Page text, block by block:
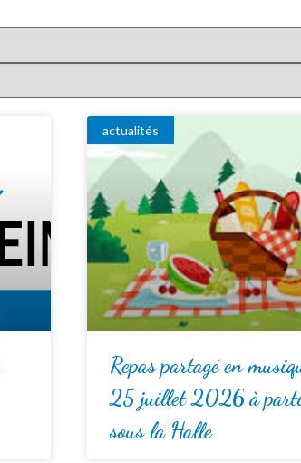
actualités
Repas partagé en
25 juillet 2026 à
sous la Halle